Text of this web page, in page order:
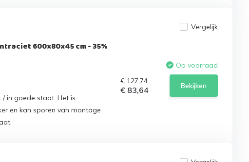
600x80x45 cm - 35%
in goede staat. Het is
en kan sporen van montage
Vergelijk
Op voorraad
€ 127,74
€ 83,64 Bekijken